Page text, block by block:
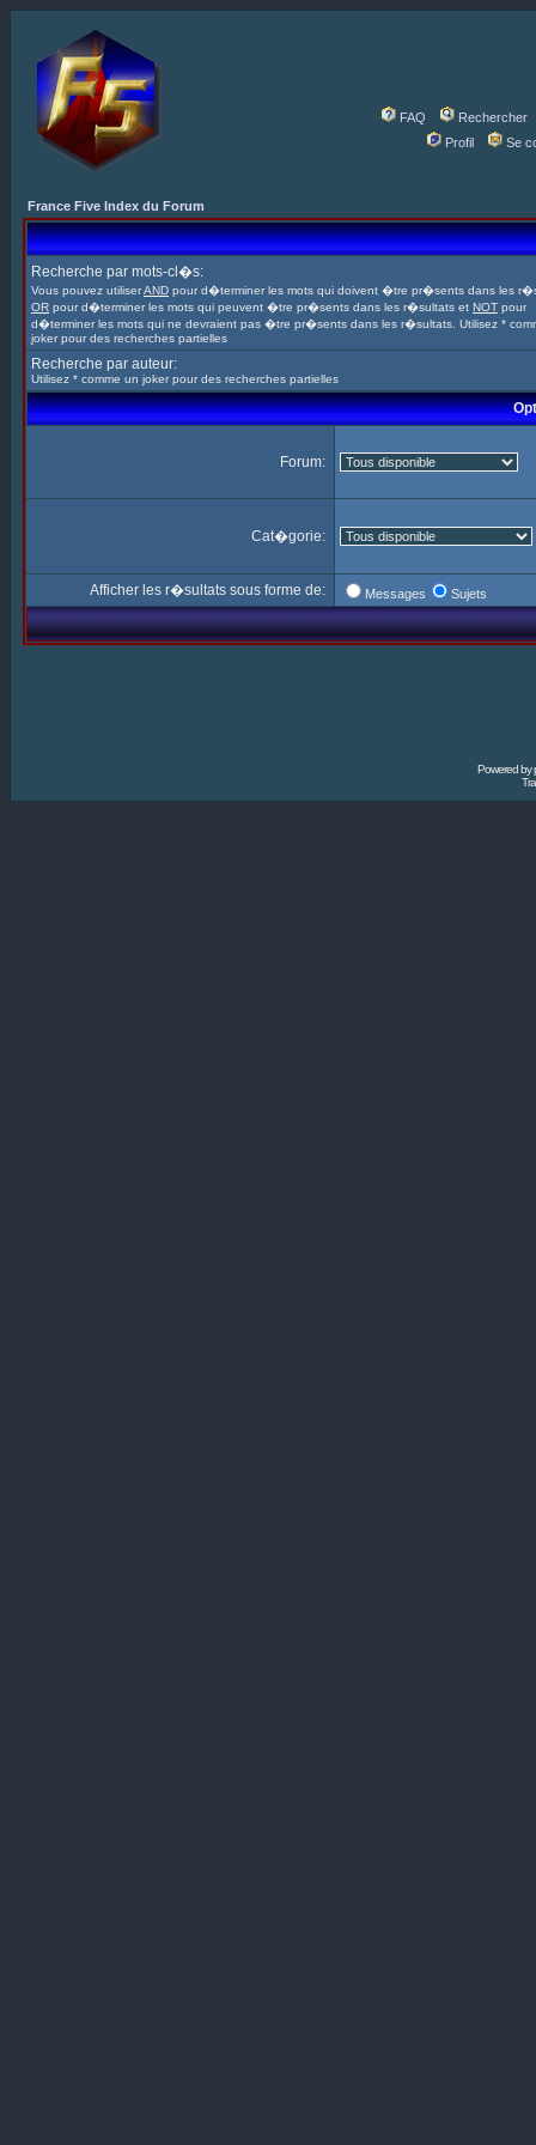
FAQ
Rechercher
Profil
Se
France Five Index du Forum
Recherche par mots-cl�s:
Vous pouvez utiliserAND pour d�terminer les mots qui doivent �tre pr�sents dans les
OR pour d�terminer les mots qui peuvent �tre pr�sents dans les r�sultats et NOT pour
d�terminer les mots qui ne devraient pas �tre pr�sents dans les r�sultats. Utilisez *
joker pour des recherches partielles
Recherche par auteur:
Utilisez * comme un joker pour des recherches partielles
Forum:
Cat�gorie:
Afficher les r�sultats sous forme de: Messages Sujets
Powered by